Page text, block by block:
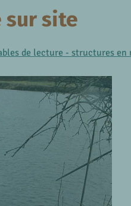
sur site
de lecture - structures en